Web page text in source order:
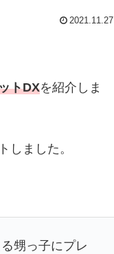
2021.11.27
トDXを紹介しま
しました。
甥っ子にプレ